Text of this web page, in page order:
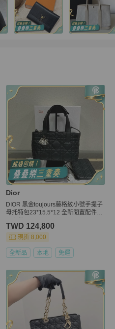
Dior
DIOR 黑金toujours藤格紋小號手提子
母托特包23*15.5*12 全新閒置配件盒
TWD 124,800
現折 8,000
全新品 本地 免運